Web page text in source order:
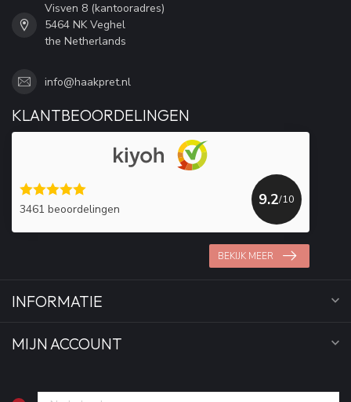
Visven 8 (kantooradres)
5464 NK Veghel
the Netherlands
info@haakpret.nl
KLANTBEOORDELINGEN
3461 beoordelingen
9.2/10
BEKIJK MEER
INFORMATIE
MIJN ACCOUNT